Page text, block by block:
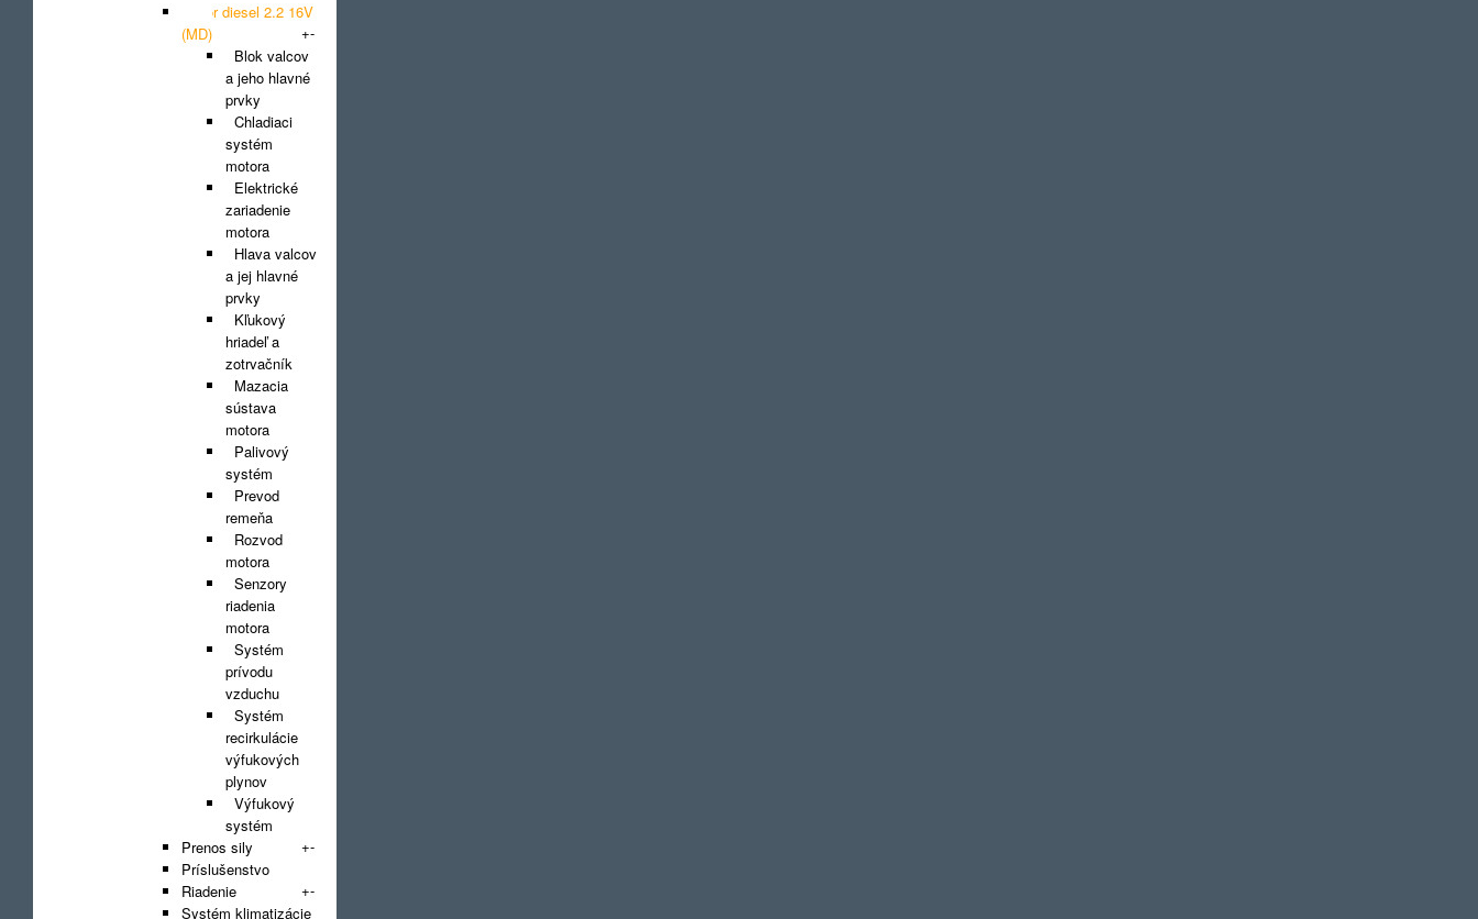
Motor diesel 2.2 16V
(MD)
+-
Blok valcov
a jeho hlavné
prvky
Chladiaci
systém
motora
Elektrické
zariadenie
motora
Hlava valcov
a jej hlavné
prvky
Kľukový
hriadeľ a
zotrvačník
Mazacia
sústava
motora
Palivový
systém
Prevod
remeňa
Rozvod
motora
Senzory
riadenia
motora
Systém
prívodu
vzduchu
Systém
recirkulácie
výfukových
plynov
Výfukový
systém
Prenos sily
+-
Príslušenstvo
Riadenie
+-
Systém klimatizácie